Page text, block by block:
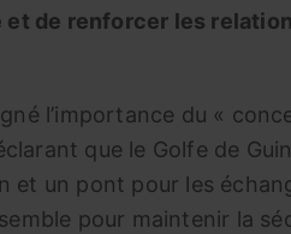
de renforcer les
l’importance du «
que le Golfe de
et un pont pour les
pour maintenir la